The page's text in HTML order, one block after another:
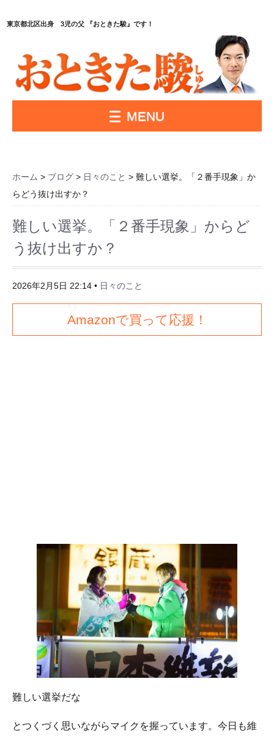
東京都北区出身 3児の父 『おときた駿』です！
MENU
ホーム > ブログ > 日々のこと > 難しい選挙。「２番手現象」か
らどう抜け出すか？
難しい選挙。「２番手現象」からど
う抜け出すか？
2026年2月5日 22:14 • 日々のこと
Amazonで買って応援！
難しい選挙だな
とつくづく思いながらマイクを握っています。今日も維